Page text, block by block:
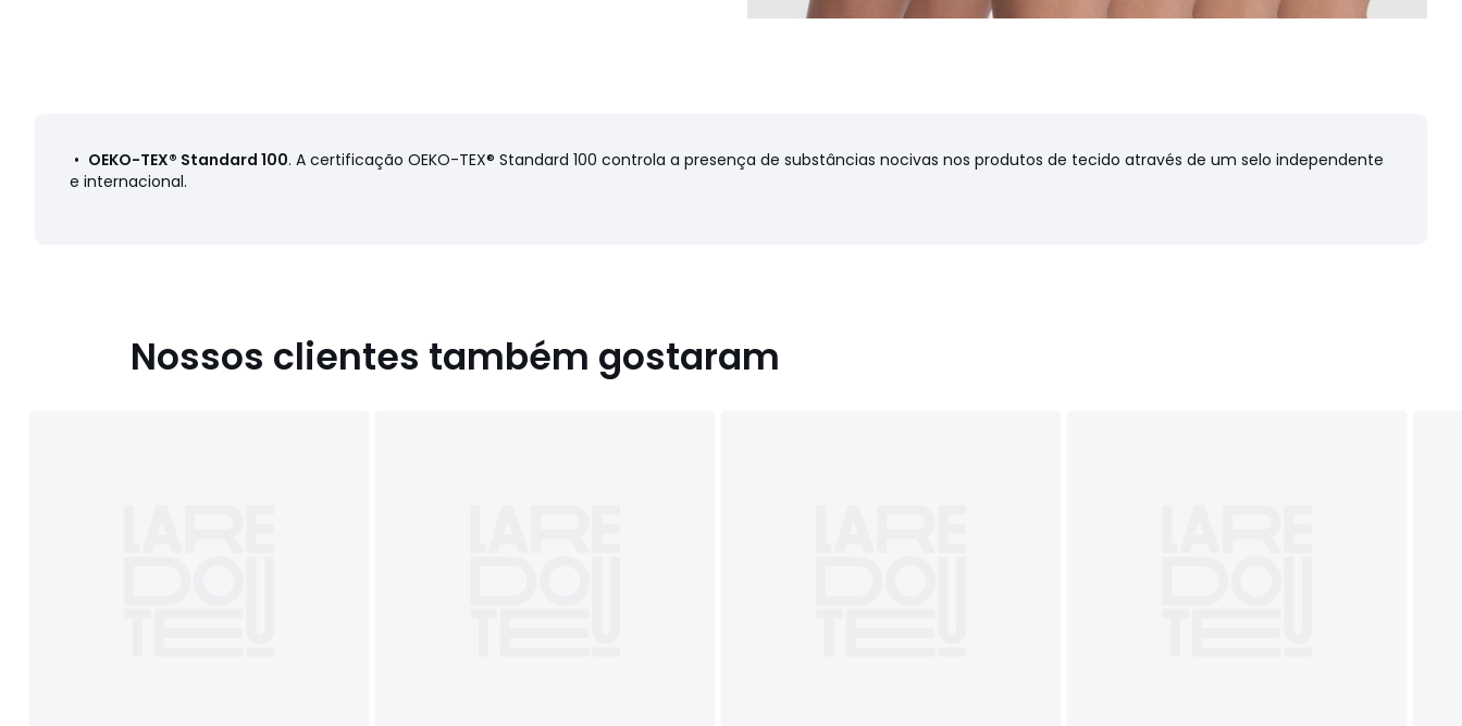
• OEKO-TEX® Standard 100. A certificação OEKO-TEX® Standard 100 controla a presença de substâncias nocivas nos produtos de tecido através de um selo independente
e internacional.
Nossos clientes também gostaram